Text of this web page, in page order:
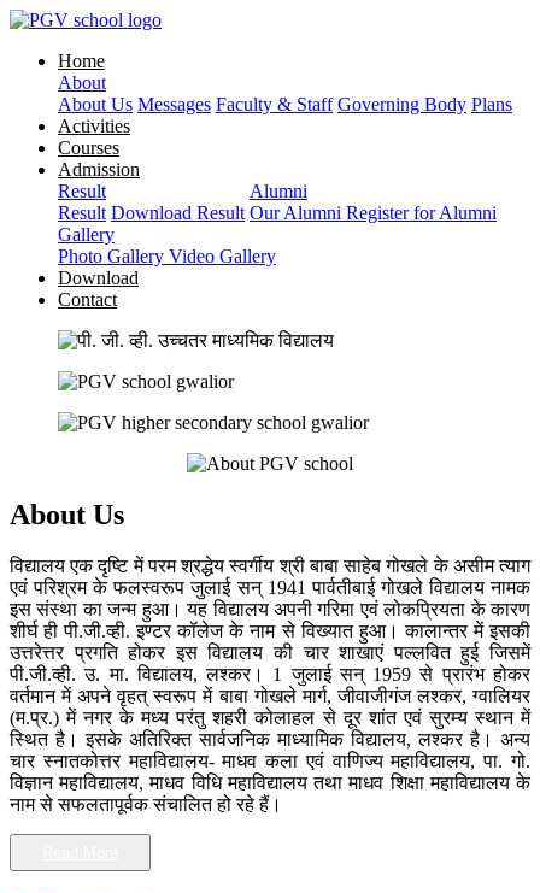
Home
About
About Us Messages Faculty & Staff Governing Body Plans
Activities
Courses
Admission
Result
Result Download Result
Alumni
Our Alumni Register for Alumni
Gallery
Photo Gallery Video Gallery
Download
Contact
About Us
विद्यालय एक दृष्टि में परम श्रद्धेय स्वर्गीय श्री बाबा साहेब गोखले के असीम त्याग
एवं परिश्रम के फलस्वरूप जुलाई सन् 1941 पार्वतीबाई गोखले विद्यालय नामक
इस संस्था का जन्म हुआ। यह विद्यालय अपनी गरिमा एवं लोकप्रियता के कारण
शीर्घ ही पी.जी.व्ही. इण्टर कॉलेज के नाम से विख्यात हुआ। कालान्तर में इसकी
उत्तरेत्तर प्रगति होकर इस विद्यालय की चार शाखाएं पल्लवित हुई जिसमें
पी.जी.व्ही. उ. मा. विद्यालय, लश्कर। 1 जुलाई सन् 1959 से प्रारंभ होकर
वर्तमान में अपने वृहत् स्वरूप में बाबा गोखले मार्ग, जीवाजीगंज लश्कर, ग्वालियर
(म.प्र.) में नगर के मध्य परंतु शहरी कोलाहल से दूर शांत एवं सुरम्य स्थान में
स्थित है। इसके अतिरिक्त सार्वजनिक माध्यामिक विद्यालय, लश्कर है। अन्य
चार स्नातकोत्तर महाविद्यालय- माधव कला एवं वाणिज्य महाविद्यालय, पा. गो.
विज्ञान महाविद्यालय, माधव विधि महाविद्यालय तथा माधव शिक्षा महाविद्यालय के
नाम से सफलतापूर्वक संचालित हो रहे हैं।